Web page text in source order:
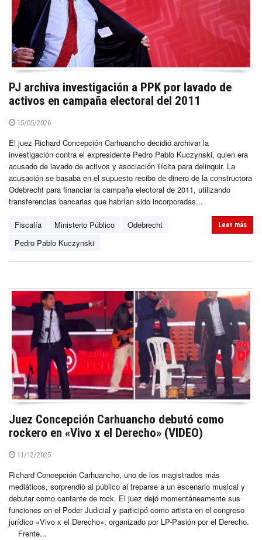
PJ archiva investigación a PPK por lavado de
activos en campaña electoral del 2011
15/05/2026
El juez Richard Concepción Carhuancho decidió archivar la
investigación contra el expresidente Pedro Pablo Kuczynski, quien era
acusado de lavado de activos y asociación ilícita para delinquir. La
acusación se basaba en el supuesto recibo de dinero de la constructora
Odebrecht para financiar la campaña electoral de 2011, utilizando
transferencias bancarias que habrían sido incorporadas...
Fiscalía Ministerio Público
Odebrecht
Pedro Pablo Kuczynski
Leer más
Juez Concepción Carhuancho debutó como
rockero en «Vivo x el Derecho» (VIDEO)
11/12/2025
Richard Concepción Carhuancho, uno de los magistrados más
mediáticos, sorprendió al público al treparse a un escenario musical y
debutar como cantante de rock. El juez dejó momentáneamente sus
funciones en el Poder Judicial y participó como artista en el congreso
jurídico «Vivo x el Derecho», organizado por LP-Pasión por el Derecho.
Frente...